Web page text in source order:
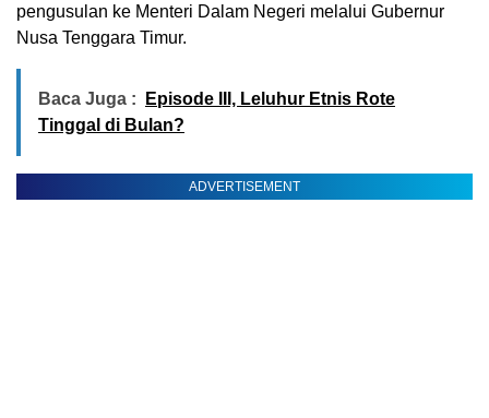
pengusulan ke Menteri Dalam Negeri melalui Gubernur
Nusa Tenggara Timur.
Baca Juga :
Episode III, Leluhur Etnis Rote
Tinggal di Bulan?
ADVERTISEMENT